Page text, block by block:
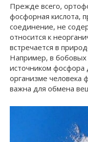
Прежде всего,
фосфорная кислота,
соединение, не
относится к
встречается в
Например, в бобовых
источником фосфора
организме человека
важна для обмена